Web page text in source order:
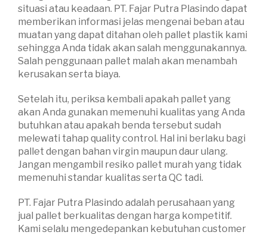
situasi atau keadaan. PT. Fajar Putra Plasindo dapat
memberikan informasi jelas mengenai beban atau
muatan yang dapat ditahan oleh pallet plastik kami
sehingga Anda tidak akan salah menggunakannya.
Salah penggunaan pallet malah akan menambah
kerusakan serta biaya.
Setelah itu, periksa kembali apakah pallet yang
akan Anda gunakan memenuhi kualitas yang Anda
butuhkan atau apakah benda tersebut sudah
melewati tahap quality control. Hal ini berlaku bagi
pallet dengan bahan virgin maupun daur ulang.
Jangan mengambil resiko pallet murah yang tidak
memenuhi standar kualitas serta QC tadi.
PT. Fajar Putra Plasindo adalah perusahaan yang
jual pallet berkualitas dengan harga kompetitif.
Kami selalu mengedepankan kebutuhan customer